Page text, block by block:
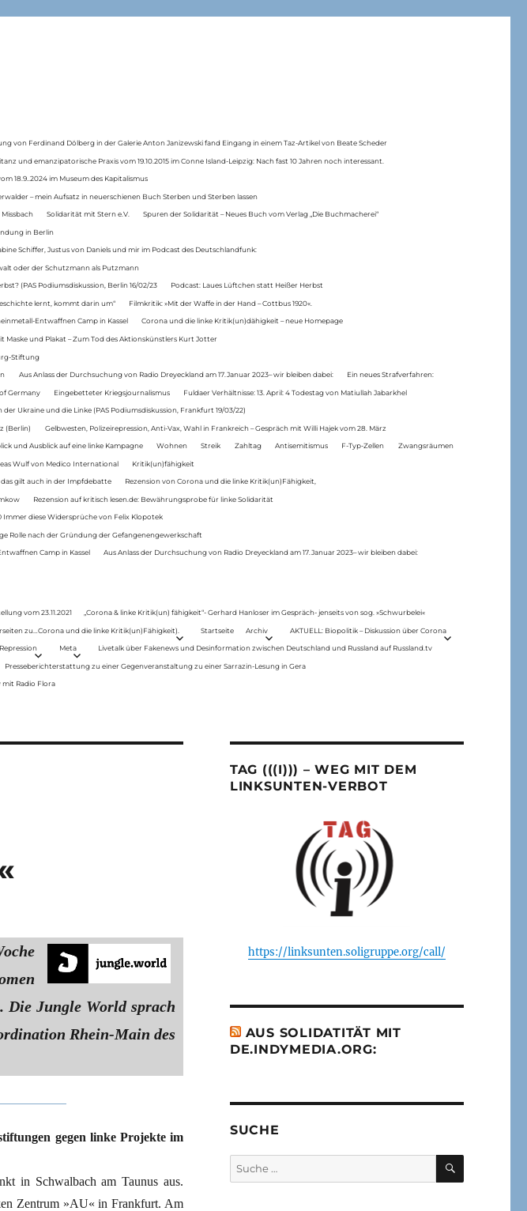
von Ferdinand Dölberg in der Galerie Anton Janizewski fand Eingang in einem Taz-Artikel von Beate Scheder
und emanzipatorische Praxis vom 19.10.2015 im Conne Island-Leipzig: Nach fast 10 Jahren noch interessant.
18.9..2024 im Museum des Kapitalismus
– mein Aufsatz in neuerschienen Buch Sterben und Sterben lassen
Solidarität mit Stern e.V. Spuren der Solidarität – Neues Buch vom Verlag „Die Buchmacherei“
in Berlin
Schiffer, Justus von Daniels und mir im Podcast des Deutschlandfunk:
oder der Schutzmann als Putzmann
(PAS Podiumsdiskussion, Berlin 16/02/23 Podcast: Laues Lüftchen statt Heißer Herbst
lernt, kommt darin um“ Filmkritik: »Mit der Waffe in der Hand – Cottbus 1920«.
Entwaffnen Camp in Kassel Corona und die linke Kritik(un)dähigkeit – neue Homepage
Maske und Plakat – Zum Tod des Aktionskünstlers Kurt Jotter
Stiftung
Aus Anlass der Durchsuchung von Radio Dreyeckland am 17.Januar 2023– wir bleiben dabei: Ein neues Strafverfahren:
Germany Eingebetteter Kriegsjournalismus Fuldaer Verhältnisse: 13. April: 4 Todestag von Matiul­lah Jabarkhel
der Ukraine und die Linke (PAS Podiumsdiskussion, Frankfurt 19/03/22)
(Berlin) Gelbwesten, Polizeirepression, Anti-Vax, Wahl in Frankreich – Gespräch mit Willi Hajek vom 28. März
und Ausblick auf eine linke Kampagne Wohnen Streik Zahltag Antisemitismus F-Typ-Zellen Zwangsräumen
Wulf von Medico International Kritik(un)fähigkeit
das gilt auch in der Impfdebatte Rezension von Corona und die linke Kritik(un)Fähigkeit,
Rezension auf kritisch lesen.de: Bewährungsprobe für linke Solidarität
Immer diese Widersprüche von Felix Klopotek
Rolle nach der Gründung der Gefangenengewerkschaft
Camp in Kassel Aus Anlass der Durchsuchung von Radio Dreyeckland am 17.Januar 2023– wir bleiben dabei:
vom 23.11.2021 „Corona & linke Kritik(un) fähigkeit“- Gerhard Hanloser im Gespräch- jenseits von sog. »Schwurbelei«
zu…Corona und die linke Kritik(un)Fähigkeit). Startseite Archiv AKTUELL: Biopolitik – Diskussion über Corona
Meta Livetalk über Fakenews und Desinformation zwischen Deutschland und Russland auf Russland.tv
Presseberichterstattung zu einer Gegenveranstaltung zu einer Sarrazin-Lesung in Gera
mit Radio Flora
Jungle World sprach
Rhein-Main des
gegen linke Projekte im
in Schwalbach am Taunus aus.
Zentrum »AU« in Frankfurt. Am
TAG (((I))) – WEG MIT DEM
LINKSUNTEN-VERBOT
https://linksunten.soligruppe.org/call/
AUS SOLIDATITÄT MIT
DE.INDYMEDIA.ORG:
SUCHE
Suche
nach:
SUCHEN